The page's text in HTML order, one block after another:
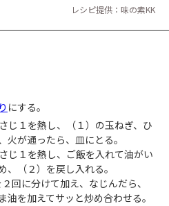
レシピ提供：味の素KK
にする。
じ１を熱し、（１）の玉ねぎ、ひ
火が通ったら、皿にとる。
じ１を熱し、ご飯を入れて油がい
、（２）を戻し入れる。
２回に分けて加え、なじんだら、
油を加えてサッと炒め合わせる。